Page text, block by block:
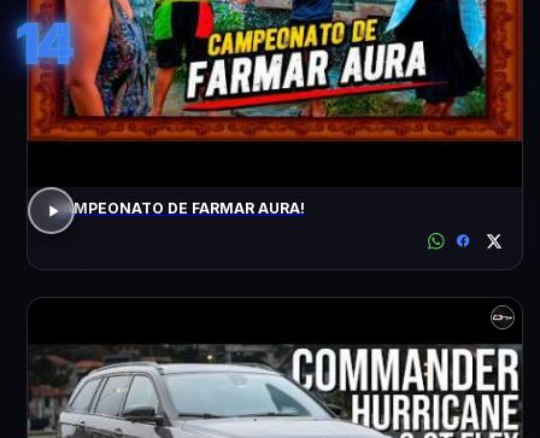
14
CAMPEONATO DE FARMAR AURA!